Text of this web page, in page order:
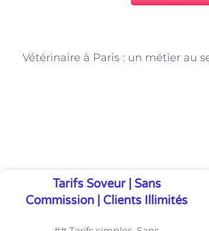
Tarifs Soveur | Sans
Commission | Clients Illimités